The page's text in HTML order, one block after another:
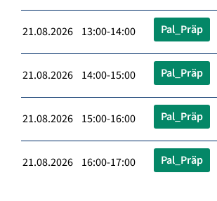
21.08.2026 13:00-14:00 Pal_Präp
21.08.2026 14:00-15:00 Pal_Präp
21.08.2026 15:00-16:00 Pal_Präp
21.08.2026 16:00-17:00 Pal_Präp